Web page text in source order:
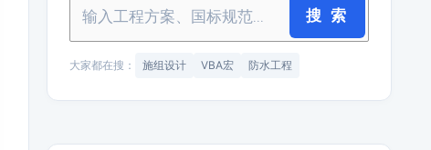
搜 索
大家都在搜： 施组设计 VBA宏 防水工程